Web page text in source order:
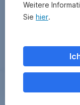
Zurück
Weitere
Sie hier.